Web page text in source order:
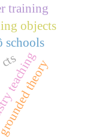
schools
cts theory
objects
training